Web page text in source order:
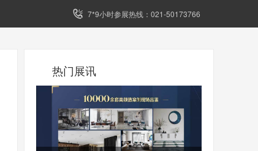
7*9小时参展热线：021-50173766
热门展讯